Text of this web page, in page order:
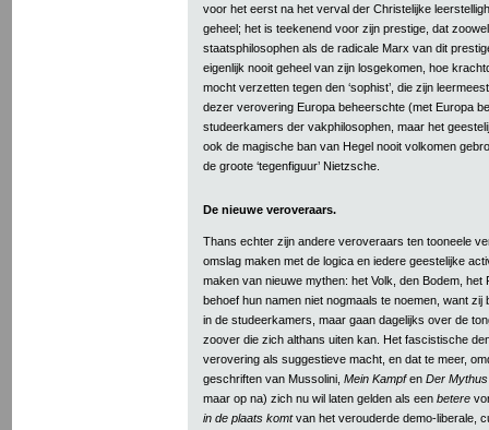
voor het eerst na het verval der Christelijke
geheel; het is teekenend voor zijn prestige, dat
staatsphilosophen als de radicale Marx van dit
eigenlijk nooit geheel van zijn losgekomen, hoe
mocht verzetten tegen den ‘sophist’, die zijn
dezer verovering Europa beheerschte (met Europa
studeerkamers der vakphilosophen, maar het
ook de magische ban van Hegel nooit volkomen
de groote ‘tegenfiguur’ Nietzsche.
De nieuwe veroveraars.
Thans echter zijn andere veroveraars ten tooneele
omslag maken met de logica en iedere geestelijke
maken van nieuwe mythen: het Volk, den Bodem, het
behoef hun namen niet nogmaals te noemen, want
in de studeerkamers, maar gaan dagelijks over de
zoover die zich althans uiten kan. Het fascistische
verovering als suggestieve macht, en dat te meer,
geschriften van Mussolini, Mein Kampfen Der
maar op na) zich nu wil laten gelden als een betere
in de plaats komtvan het verouderde demo-liberale,